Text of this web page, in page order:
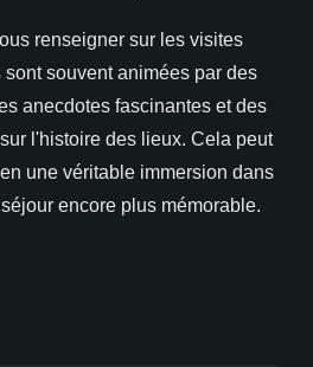
renseigner sur les visites
souvent animées par des
anecdotes fascinantes et des
l'histoire des lieux. Cela peut
une véritable immersion dans
encore plus mémorable.